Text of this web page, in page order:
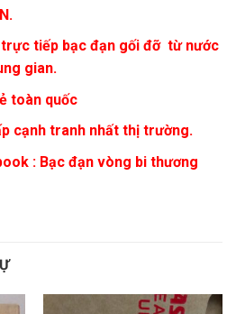
trực tiếp bạc đạn gối đỡ từ nước
gian.
toàn quốc
cạnh tranh nhất thị trường.
: Bạc đạn vòng bi thương